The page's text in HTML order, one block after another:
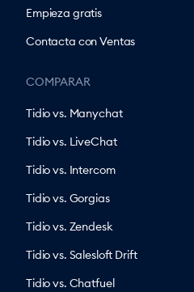
Empieza gratis
Contacta con Ventas
COMPARAR
Tidio vs. Manychat
Tidio vs. LiveChat
Tidio vs. Intercom
Tidio vs. Gorgias
Tidio vs. Zendesk
Tidio vs. Salesloft Drift
Tidio vs. Chatfuel